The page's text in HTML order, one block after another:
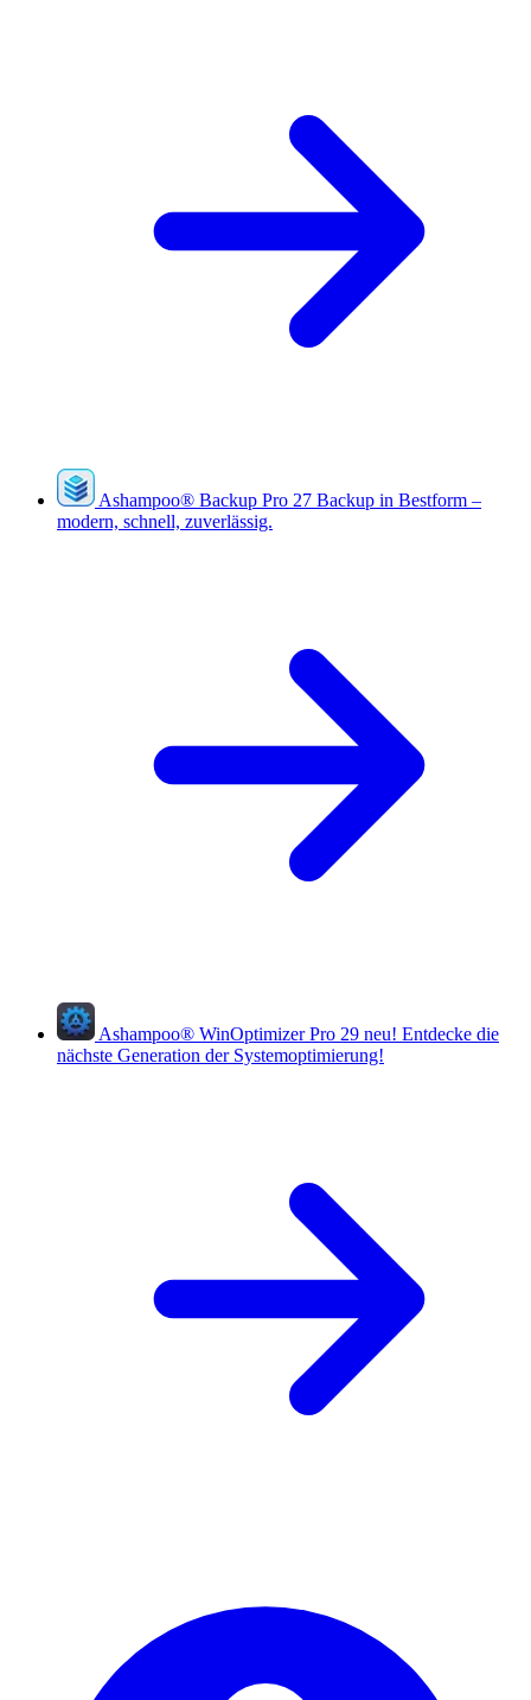
Ashampoo® Backup Pro 27 Backup in Bestform –
modern, schnell, zuverlässig.
Ashampoo® WinOptimizer Pro 29 neu! Entdecke die
nächste Generation der Systemoptimierung!